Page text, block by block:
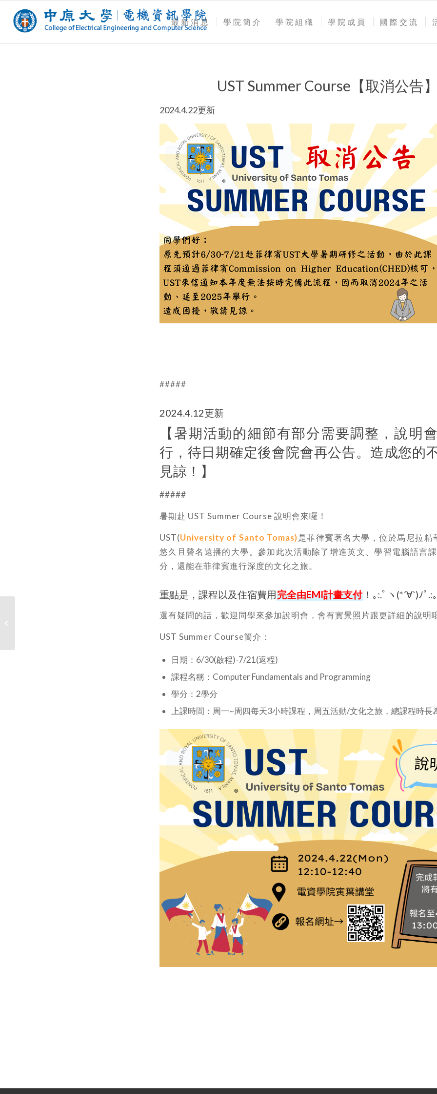
最新消息 學院簡介 學院組織 學院成員 國際交流
UST Summer Course【取消公告
2024.4.22更新
#####
2024.4.12更新
【暑期活動的細節有部分需要調整，說明
行，待日期確定後會院會再公告。造成您的
見諒！】
#####
暑期赴 UST Summer Course 說明會來囉！
UST(University of Santo Tomas)是菲律賓著名大學，位於馬尼拉精
悠久且聲名遠播的大學。參加此次活動除了增進英文、學習電腦語言
分，還能在菲律賓進行深度的文化之旅。
重點是，課程以及住宿費用完全由EMI計畫支付 ！｡:.ﾟヽ(*´∀`)ﾉﾟ.:｡
還有疑問的話，歡迎同學來參加說明會，會有實景照片跟更詳細的說明
UST Summer Course簡介：
日期：6/30(啟程)-7/21(返程)
課程名稱：Computer Fundamentals and Programming
學分：2學分
上課時間：周一~周四每天3小時課程，周五活動/文化之旅，總課程時長